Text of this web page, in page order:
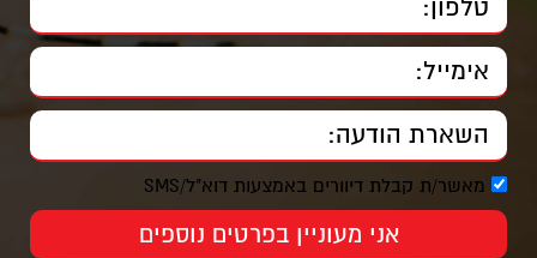
מאשר/ת קבלת דיוורים באמצעות דוא"ל/SMS